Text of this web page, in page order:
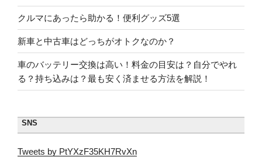
クルマにあったら助かる！便利グッズ5選
新車と中古車はどっちがオトクなのか？
車のバッテリー交換は高い！料金の目安は？自分でやれ
る？持ち込みは？最も安く済ませる方法を解説！
SNS
Tweets by PtYXzF35KH7RvXn